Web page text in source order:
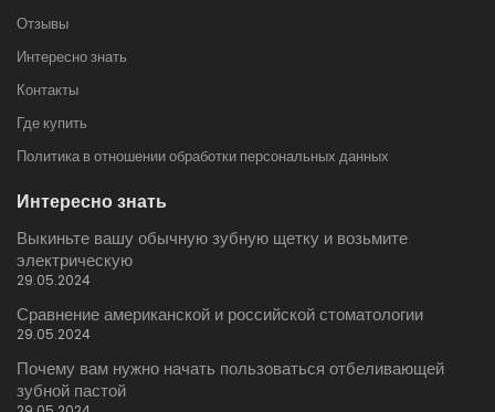
Отзывы
Интересно знать
Контакты
Где купить
Политика в отношении обработки персональных данных
Интересно знать
Выкиньте вашу обычную зубную щетку и возьмите
электрическую
29.05.2024
Сравнение американской и российской стоматологии
29.05.2024
Почему вам нужно начать пользоваться отбеливающей
зубной пастой